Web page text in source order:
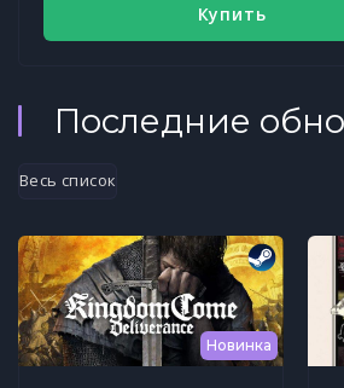
Купить
Последние
Весь список
Новинка